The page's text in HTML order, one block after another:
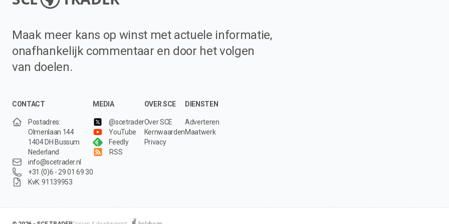
Maak meer kans op winst met actuele informatie,
onafhankelijk commentaar en door het volgen
van doelen.
CONTACT
Postadres:
Olmenlaan 144
1404 DH Bussum
Nederland
info@scetrader.nl
+31 (0)6 - 29 01 69 30
KvK: 91139953
MEDIA
@scetrader
YouTube
Feedly
RSS
OVER SCE
Over SCE
Kernwaarden
Privacy
DIENSTEN
Adverteren
Maatwerk